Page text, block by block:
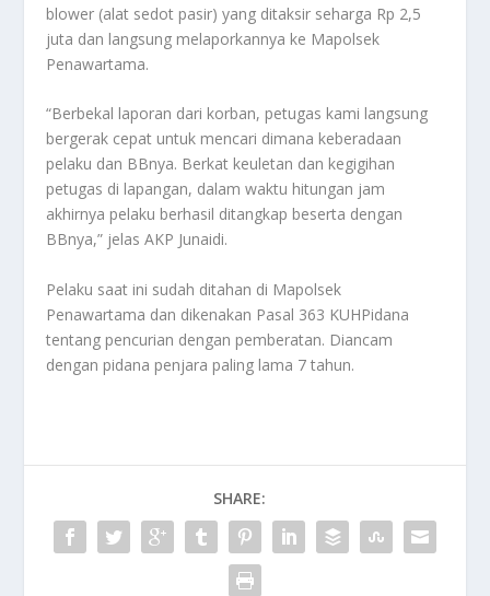
blower (alat sedot pasir) yang ditaksir seharga Rp 2,5
juta dan langsung melaporkannya ke Mapolsek
Penawartama.
“Berbekal laporan dari korban, petugas kami langsung
bergerak cepat untuk mencari dimana keberadaan
pelaku dan BBnya. Berkat keuletan dan kegigihan
petugas di lapangan, dalam waktu hitungan jam
akhirnya pelaku berhasil ditangkap beserta dengan
BBnya,” jelas AKP Junaidi.
Pelaku saat ini sudah ditahan di Mapolsek
Penawartama dan dikenakan Pasal 363 KUHPidana
tentang pencurian dengan pemberatan. Diancam
dengan pidana penjara paling lama 7 tahun.
SHARE: